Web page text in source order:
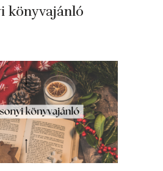
könyvajánló